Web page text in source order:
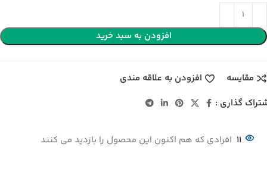
افزودن به سبد خرید
مقایسه
افزودن به علاقه مندی
گذاری :
11 افرادی که هم اکنون این محصول را بازدید می کنند